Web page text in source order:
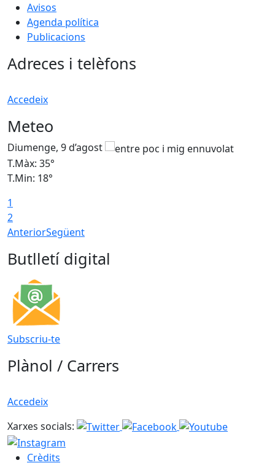
Avisos
Agenda política
Publicacions
Adreces i telèfons
Accedeix
Meteo
Diumenge, 9 d’agost
T.Màx: 35°
T.Min: 18°
1
2
AnteriorSegüent
Butlletí digital
Subscriu-te
Plànol / Carrers
Accedeix
Xarxes socials:
Crèdits